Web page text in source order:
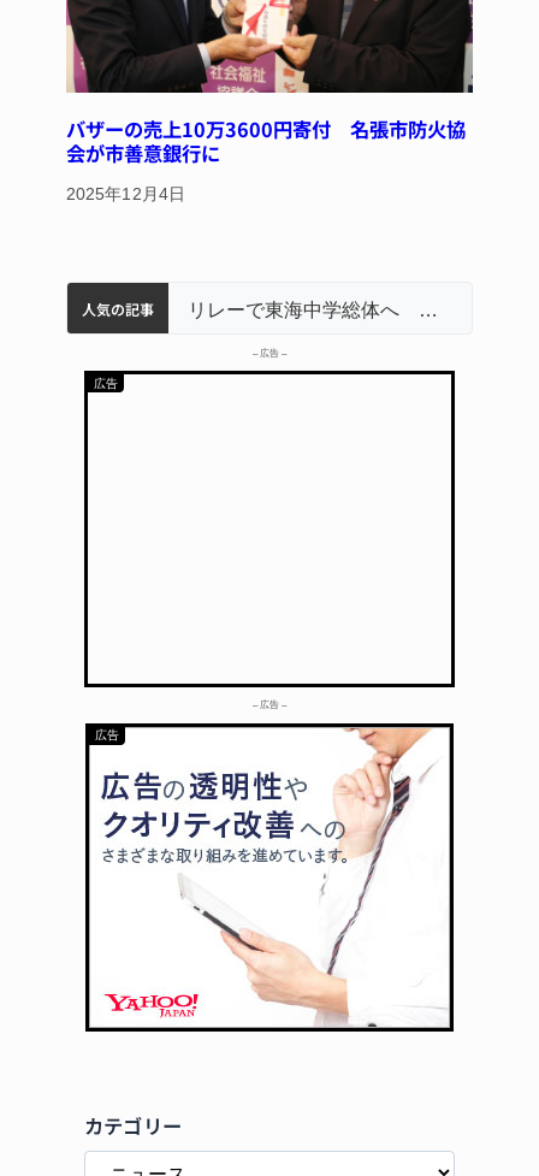
バザーの売上10万3600円寄付 名張市防火協
会が市善意銀行に
2025年12月4日
人気の記事
中学校の陶壁モニュメント 地元建設会社がボランティアで清掃 伊賀
名張市立病院のDMAT、熊本地震の被災地へ 能登以来3回目の派遣
【インターハイ⑨】ソフトテニス ミス減らし上位狙う 近大高専 リレーで東海中学総体へ 伊賀・名張
– 広告 –
– 広告 –
カテゴリー